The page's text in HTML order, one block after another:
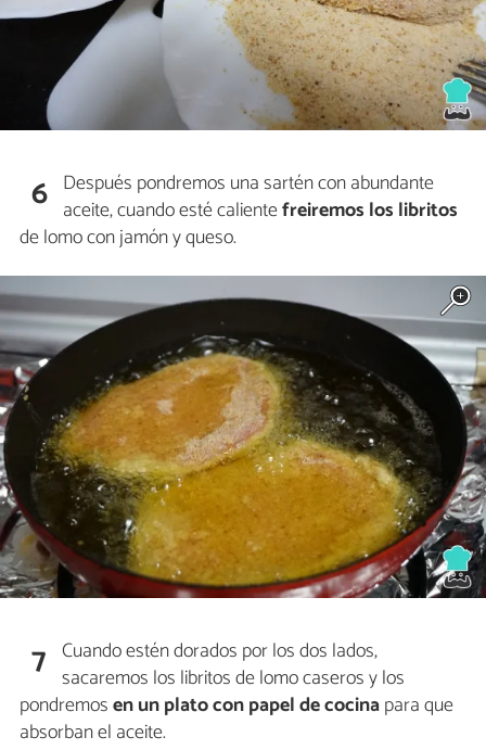
6 Después pondremos una sartén con abundante
aceite, cuando esté calientefreiremos los libritos
de lomo con jamón y queso.
7 Cuando estén dorados por los dos lados,
sacaremos los libritos de lomo caseros y los
pondremosen un plato con papel de cocinapara que
absorban el aceite.